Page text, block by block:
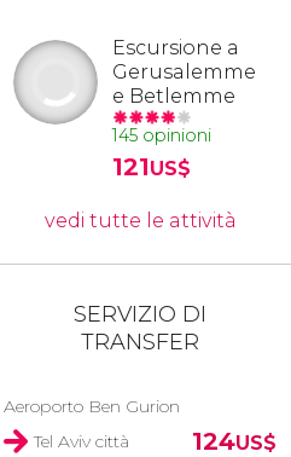
Escursione a
Gerusalemme
e Betlemme
145 opinioni
121US$
vedi tutte le attività
SERVIZIO DI
TRANSFER
Aeroporto Ben Gurion
Tel Aviv città
124US$